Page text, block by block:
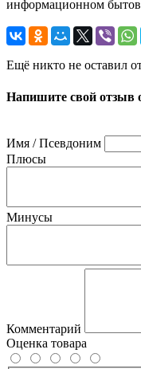
информационном
Ещё никто не оставил
Напишите свой отзыв
Имя / Псевдоним
Плюсы
Минусы
Комментарий
Оценка товара